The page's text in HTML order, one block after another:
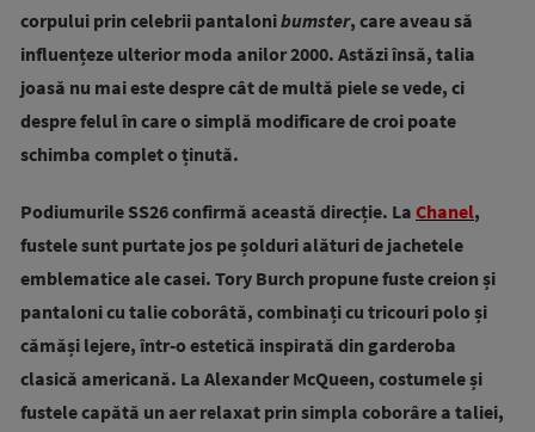
corpului prin celebrii pantalonibumster, care aveau să
influențeze ulterior moda anilor 2000. Astăzi însă, talia
joasă nu mai este despre cât de multă piele se vede, ci
despre felul în care o simplă modificare de croi poate
schimba complet o ținută.
Podiumurile SS26 confirmă această direcție. La Chanel,
fustele sunt purtate jos pe șolduri alături de jachetele
emblematice ale casei. Tory Burch propune fuste creion și
pantaloni cu talie coborâtă, combinați cu tricouri polo și
cămăși lejere, într-o estetică inspirată din garderoba
clasică americană. La Alexander McQueen, costumele și
fustele capătă un aer relaxat prin simpla coborâre a taliei,